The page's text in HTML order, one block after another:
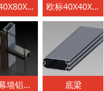
欧标40X80X2'0AX-OB-4080L 欧标40X40X2'0 AX-YS-103
断桥幕墙铝材系列 底梁